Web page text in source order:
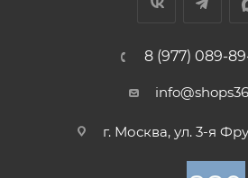
8 (977) 089-
г. Москва, ул. 3-я